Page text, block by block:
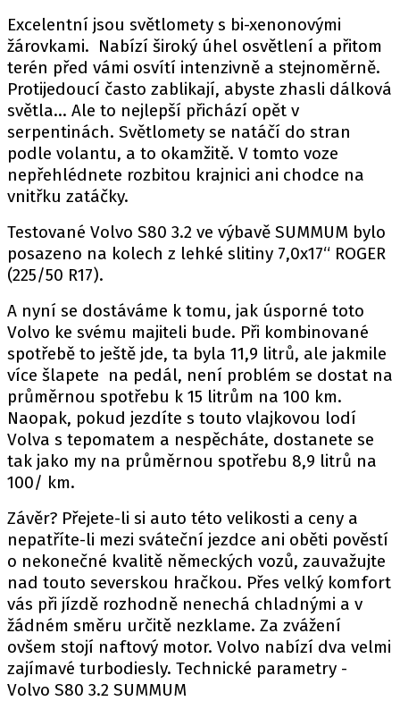
Excelentní jsou světlomety s bi-xenonovými
žárovkami. Nabízí široký úhel osvětlení a přitom
terén před vámi osvítí intenzivně a stejnoměrně.
Protijedoucí často zablikají, abyste zhasli dálková
světla... Ale to nejlepší přichází opět v
serpentinách. Světlomety se natáčí do stran
podle volantu, a to okamžitě. V tomto voze
nepřehlédnete rozbitou krajnici ani chodce na
vnitřku zatáčky.
Testované Volvo S80 3.2 ve výbavě SUMMUM bylo
posazeno na kolech z lehké slitiny 7,0x17“ ROGER
(225/50 R17).
A nyní se dostáváme k tomu, jak úsporné toto
Volvo ke svému majiteli bude. Při kombinované
spotřebě to ještě jde, ta byla 11,9 litrů, ale jakmile
více šlapete na pedál, není problém se dostat na
průměrnou spotřebu k 15 litrům na 100 km.
Naopak, pokud jezdíte s touto vlajkovou lodí
Volva s tepomatem a nespěcháte, dostanete se
tak jako my na průměrnou spotřebu 8,9 litrů na
100/ km.
Závěr? Přejete-li si auto této velikosti a ceny a
nepatříte-li mezi sváteční jezdce ani oběti pověstí
o nekonečné kvalitě německých vozů, zauvažujte
nad touto severskou hračkou. Přes velký komfort
vás při jízdě rozhodně nenechá chladnými a v
žádném směru určitě nezklame. Za zvážení
ovšem stojí naftový motor. Volvo nabízí dva velmi
zajímavé turbodiesly. Technické parametry -
Volvo S80 3.2 SUMMUM